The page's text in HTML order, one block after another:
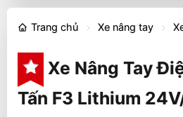
Trang chủ Xe nâng tay
Xe Nâng Tay
Tấn F3 Lithium